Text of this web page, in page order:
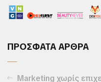
ΠΡΟΣΦΑΤΑ ΑΡΘΡΑ
Marketing χωρίς